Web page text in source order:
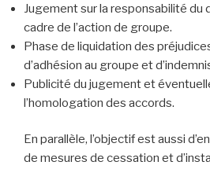
Jugement sur la responsabilité du
cadre de l’action de groupe.
Phase de liquidation des
d’adhésion au groupe et
Publicité du jugement et
l’homologation des accords.
En parallèle, l’objectif est aussi
de mesures de cessation et